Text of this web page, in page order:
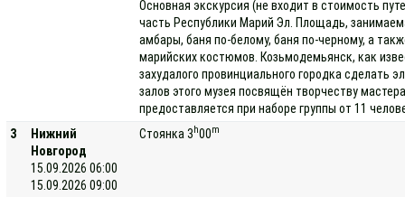
Основная экскурсия (не входит в стоимость
часть Республики Марий Эл. Площадь,
амбары, баня по-белому, баня по-черному, а
марийских костюмов. Козьмодемьянск, как
захудалого провинциального городка
залов этого музея посвящён творчеству
предоставляется при наборе группы от 11
3
Нижний
Новгород
15.09.2026 06:00
15.09.2026 09:00
Стоянка 3 h00m